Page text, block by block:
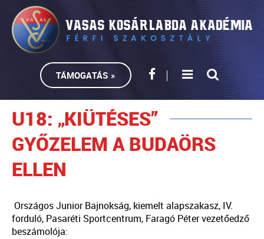
TÁMOGATÁS »
U18: „KIÜTÉSES”
GYŐZELEM A BUDAÖRS
ELLEN
Országos Junior Bajnokság, kiemelt alapszakasz, IV.
forduló, Pasaréti Sportcentrum, Faragó Péter vezetőedző
beszámolója: